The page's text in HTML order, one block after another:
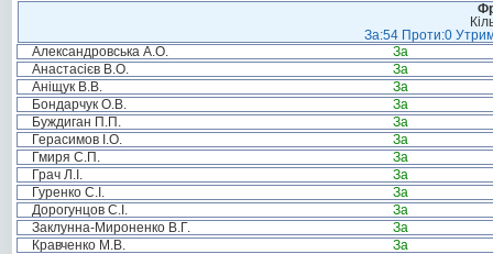
За:54 Проти:0
Александровська А.О.
За
Анастасієв В.О.
За
Аніщук В.В.
За
Бондарчук О.В.
За
Буждиган П.П.
За
Герасимов І.О.
За
Гмиря С.П.
За
Грач Л.І.
За
Гуренко С.І.
За
Дорогунцов С.І.
За
Заклунна-Мироненко В.Г.
За
Кравченко М.В.
За